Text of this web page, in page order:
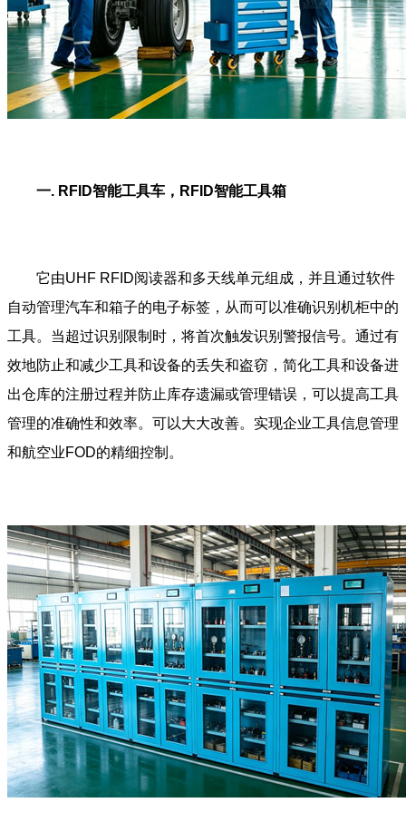
一. RFID智能工具车，RFID智能工具箱
它由UHF RFID阅读器和多天线单元组成，并且通过软件
自动管理汽车和箱子的电子标签，从而可以准确识别机柜中的
工具。当超过识别限制时，将首次触发识别警报信号。通过有
效地防止和减少工具和设备的丢失和盗窃，简化工具和设备进
出仓库的注册过程并防止库存遗漏或管理错误，可以提高工具
管理的准确性和效率。可以大大改善。实现企业工具信息管理
和航空业FOD的精细控制。